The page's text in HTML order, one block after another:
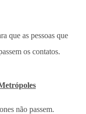
que as pessoas que
os contatos.
não passem.